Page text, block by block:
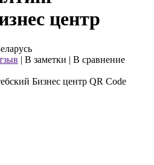
центр
| В заметки | В сравнение